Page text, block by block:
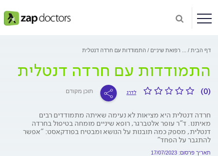
דף הבית רפואת שיניים התמודדות עם חרדה דנטלית
התמודדות עם חרדה דנטלית
(0) לדרג תוכן מקודם
חרדה דנטלית היא מציאות לא נעימה שאיתה מתמודדים רבים
מאיתנו. ד"ר עופר אלטברגר, רופא שיניים מומחה בטיפול בחרדה
דנטלית, מספק כמה תובנות על הנושא ומבטיח בפודקאסט: "אפשר
להתגבר על הפחד"
תאריך פרסום: 17/07/2023